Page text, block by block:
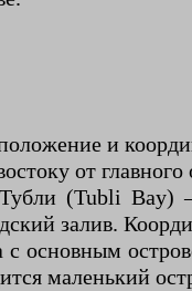
и
от
Тубли (Tubli
залив.
с основным
маленький